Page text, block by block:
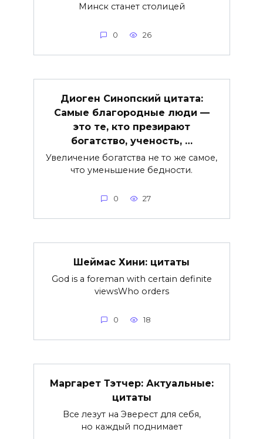
Минск станет столицей
0 26
Диоген Синопский цитата:
Самые благородные люди —
это те, кто презирают
богатство, ученость, …
Увеличение богатства не то же самое,
что уменьшение бедности.
0 27
Шеймас Хини: цитаты
God is a foreman with certain definite
viewsWho orders
0 18
Маргарет Тэтчер: Актуальные:
цитаты
Все лезут на Эверест для себя,
но каждый поднимает